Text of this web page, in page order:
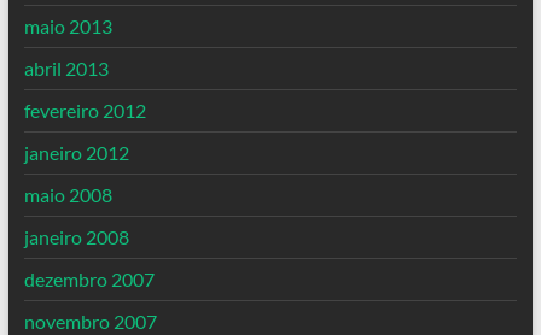
maio 2013
abril 2013
fevereiro 2012
janeiro 2012
maio 2008
janeiro 2008
dezembro 2007
novembro 2007